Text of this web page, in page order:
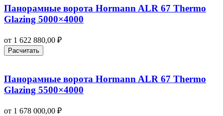
Панорамные ворота Hormann ALR 67 Thermo
Glazing 5000×4000
от 1 622 880,00 ₽
Расчитать
Панорамные ворота Hormann ALR 67 Thermo
Glazing 5500×4000
от 1 678 000,00 ₽